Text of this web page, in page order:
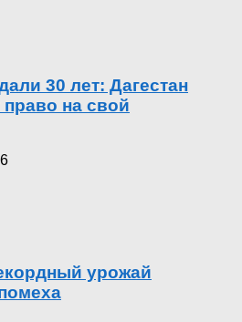
30 лет: Дагестан
на свой
урожай